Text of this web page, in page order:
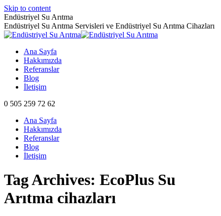
Skip to content
Endüstriyel Su Arıtma
Endüstriyel Su Arıtma Servisleri ve Endüstriyel Su Arıtma Cihazları
Ana Sayfa
Hakkımızda
Referanslar
Blog
İletişim
0 505 259 72 62
Ana Sayfa
Hakkımızda
Referanslar
Blog
İletişim
Tag Archives: EcoPlus Su
Arıtma cihazları